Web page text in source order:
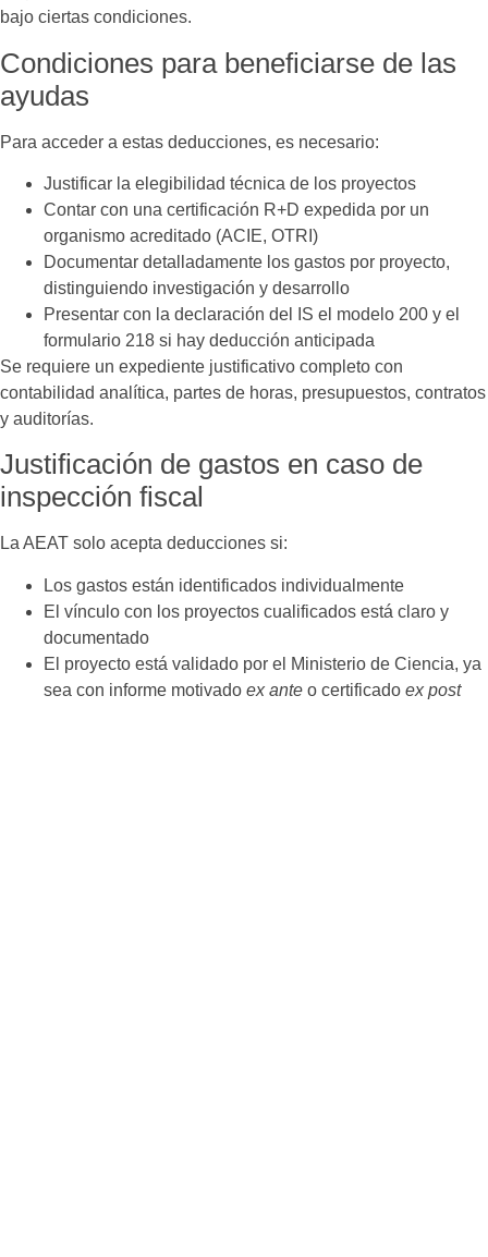
bajo ciertas condiciones.
Condiciones para beneficiarse de las
ayudas
Para acceder a estas deducciones, es necesario:
Justificar la elegibilidad técnica de los proyectos
Contar con una certificación R+D expedida por un
organismo acreditado (ACIE, OTRI)
Documentar detalladamente los gastos por proyecto,
distinguiendo investigación y desarrollo
Presentar con la declaración del IS el modelo 200 y el
formulario 218 si hay deducción anticipada
Se requiere un expediente justificativo completo con
contabilidad analítica, partes de horas, presupuestos, contratos
y auditorías.
Justificación de gastos en caso de
inspección fiscal
La AEAT solo acepta deducciones si:
Los gastos están identificados individualmente
El vínculo con los proyectos cualificados está claro y
documentado
El proyecto está validado por el Ministerio de Ciencia, ya
sea con informe motivado ex ante o certificado ex post